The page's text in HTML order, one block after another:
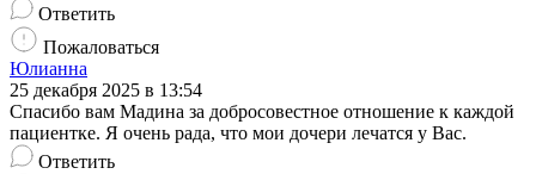
Ответить
Пожаловаться
Юлианна
25 декабря 2025 в 13:54
Спасибо вам Мадина за добросовестное отношение к каждой
пациентке. Я очень рада, что мои дочери лечатся у Вас.
Ответить